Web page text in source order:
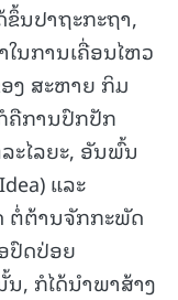
ນປາຖະກະຖາ,
ນການເຄື່ອນໄຫວ
ງ ສະຫາຍ ກິມ
ຄືການປົກປັກ
ະໄລຍະ, ອັນພົ້ນ
ແລະ
ຕໍ່ຕ້ານຈັກກະພັດ
ປົດປ່ອຍ
ນ, ກໍໄດ້ນໍາພາສ້າງ